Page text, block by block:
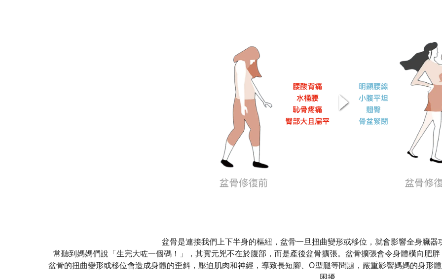
盆骨是連接我們上下半身的樞紐，盆骨一旦扭曲變形或移位，就會影響全身臟器
常聽到媽媽們說「生完大咗一個碼！」，其實元兇不在於腹部，而是產後盆骨擴張。盆骨擴張會令身體橫向肥
盆骨的扭曲變形或移位會造成身體的歪斜，壓迫肌肉和神經，導致長短腳、O型腿等問題，嚴重影響媽媽的身形